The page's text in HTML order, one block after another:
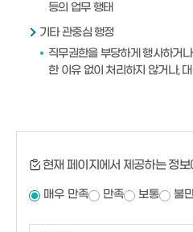
등의 업무 행태
기타 관중심 행정
직무권한을 부당하게 행사하거
한 이유 없이 처리하지 않거나,
현재 페이지에서 제공하는 정
매우 만족 만족 보통 불